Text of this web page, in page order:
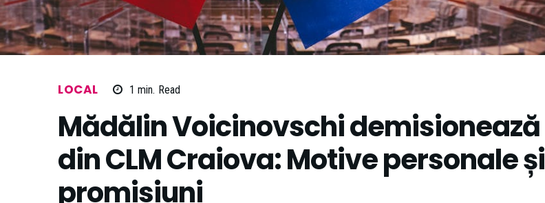
LOCAL 1 min. Read
Mădălin Voicinovschi demisionează
din CLM Craiova: Motive personale și
promisiuni